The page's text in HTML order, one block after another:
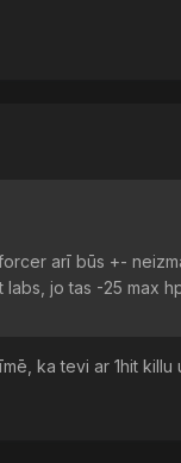
arī būs +-
jo tas -25 max
ka tevi ar 1hit